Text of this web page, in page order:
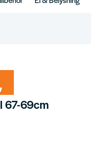
67-69cm